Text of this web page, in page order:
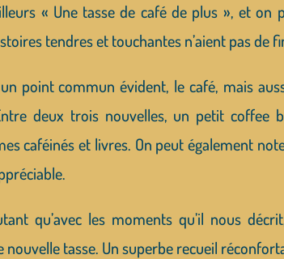
« Une tasse de café de plus », et
tendres et touchantes n’aient pas de
point commun évident, le café, mais
deux trois nouvelles, un petit coffee
caféinés et livres. On peut également
qu’avec les moments qu’il nous
tasse. Un superbe recueil